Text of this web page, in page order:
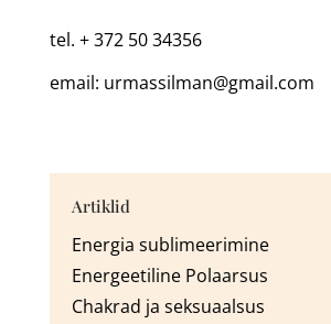
tel. + 372 50 34356
email: urmassilman@gmail.com
Artiklid
Energia sublimeerimine
Energeetiline Polaarsus
Chakrad ja seksuaalsus